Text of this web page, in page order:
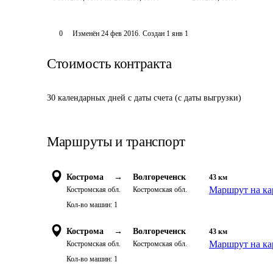
0 Изменён 24 фев 2016. Создан 1 янв 1
Стоимость контракта
30 календарных дней с даты счета (с даты выгрузки)
Маршруты и транспорт
Кострома →
Костромская обл.
Волгореченск
Костромская обл.
43 км
Маршрут на
Кол-во машин: 1
Кострома →
Костромская обл.
Волгореченск
Костромская обл.
43 км
Маршрут на
Кол-во машин: 1